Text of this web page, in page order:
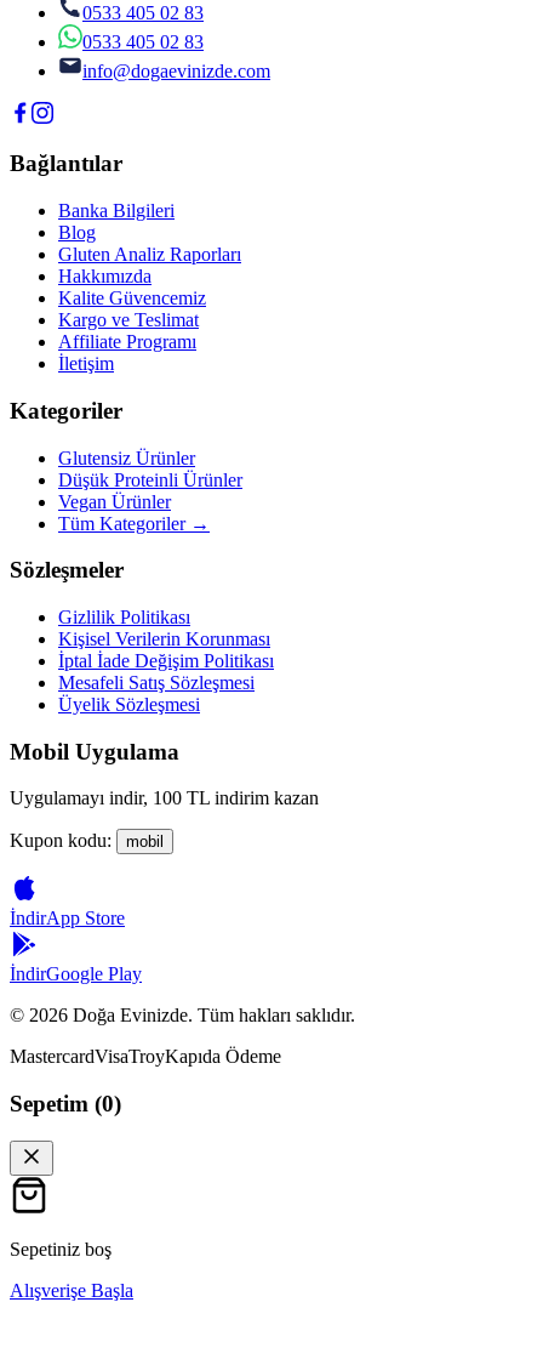
0533 405 02 83
0533 405 02 83
info@dogaevinizde.com
Bağlantılar
Banka Bilgileri
Blog
Gluten Analiz Raporları
Hakkımızda
Kalite Güvencemiz
Kargo ve Teslimat
Affiliate Programı
İletişim
Kategoriler
Glutensiz Ürünler
Düşük Proteinli Ürünler
Vegan Ürünler
Tüm Kategoriler →
Sözleşmeler
Gizlilik Politikası
Kişisel Verilerin Korunması
İptal İade Değişim Politikası
Mesafeli Satış Sözleşmesi
Üyelik Sözleşmesi
Mobil Uygulama
Uygulamayı indir, 100 TL indirim kazan
Kupon kodu: mobil
İndirApp Store
İndirGoogle Play
© 2026 Doğa Evinizde. Tüm hakları saklıdır.
MastercardVisaTroyKapıda Ödeme
Sepetim (0)
Sepetiniz boş
Alışverişe Başla